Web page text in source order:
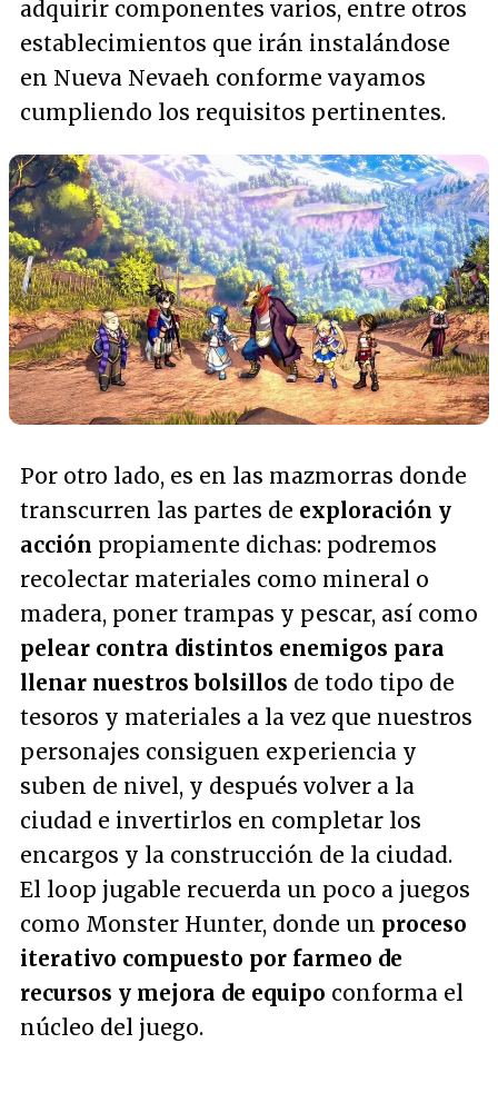
adquirir componentes varios, entre otros
establecimientos que irán instalándose
en Nueva Nevaeh conforme vayamos
cumpliendo los requisitos pertinentes.
Por otro lado, es en las mazmorras donde
transcurren las partes de exploración y
acción propiamente dichas: podremos
recolectar materiales como mineral o
madera, poner trampas y pescar, así como
pelear contra distintos enemigos para
llenar nuestros bolsillos de todo tipo de
tesoros y materiales a la vez que nuestros
personajes consiguen experiencia y
suben de nivel, y después volver a la
ciudad e invertirlos en completar los
encargos y la construcción de la ciudad.
El loop jugable recuerda un poco a juegos
como Monster Hunter, donde un proceso
iterativo compuesto por farmeo de
recursos y mejora de equipo conforma el
núcleo del juego.